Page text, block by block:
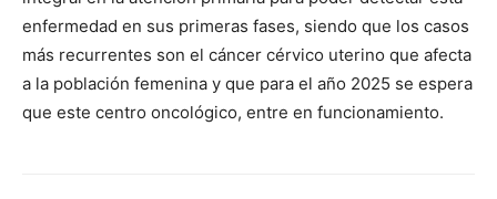
enfermedad en sus primeras fases, siendo que los casos
más recurrentes son el cáncer cérvico uterino que afecta
a la población femenina y que para el año 2025 se espera
que este centro oncológico, entre en funcionamiento.